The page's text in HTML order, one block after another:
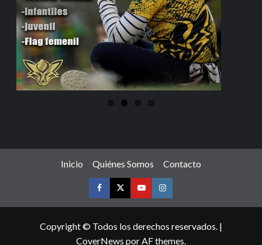
Inicio Quiénes Somos Contacto
Copyright © Todos los derechos reservados. |
CoverNews por AF themes.